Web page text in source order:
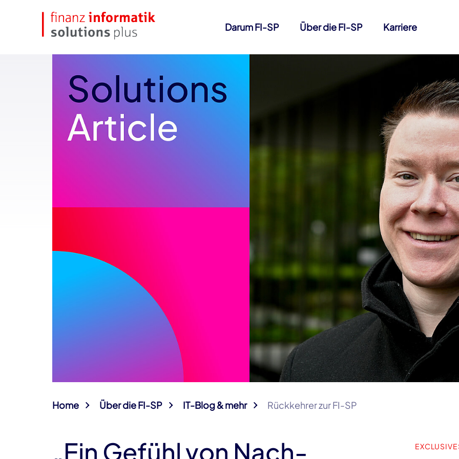
Darum FI-SP Über die FI-SP Karriere
Home Über die FI-SP IT-Blog & mehr Rückkehrer zur FI-SP
„Ein Gefühl von Nach-